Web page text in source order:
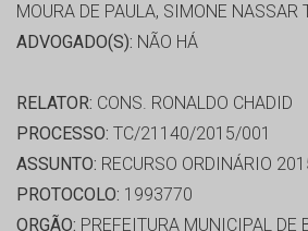
MOURA DE PAULA, SIMONE NASSAR
ADVOGADO(S): NÃO HÁ
RELATOR: CONS. RONALDO CHADID
PROCESSO: TC/21140/2015/001
ASSUNTO: RECURSO ORDINÁRIO
PROTOCOLO: 1993770
ORGÃO: PREFEITURA MUNICIPAL DE